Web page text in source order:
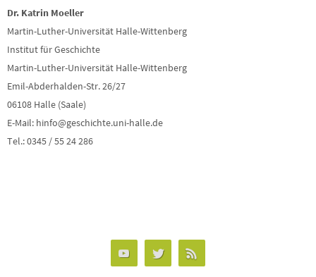
Dr. Katrin Moeller
Martin-Luther-Universität Halle-Wittenberg
Institut für Geschichte
Martin-Luther-Universität Halle-Wittenberg
Emil-Abderhalden-Str. 26/27
06108 Halle (Saale)
E-Mail: hinfo@geschichte.uni-halle.de
Tel.: 0345 / 55 24 286